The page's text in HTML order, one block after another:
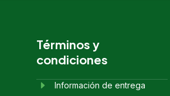
Términos y
condiciones
Información de entrega